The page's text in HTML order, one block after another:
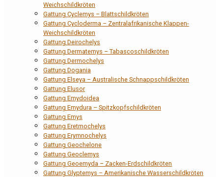
Weichschildkröten
Gattung Cyclemys – Blattschildkröten
Gattung Cycloderma – Zentralafrikanische Klappen-
Weichschildkröten
Gattung Deirochelys
Gattung Dermatemys – Tabascoschildkröten
Gattung Dermochelys
Gattung Dogania
Gattung Elseya – Australische Schnappschildkröten
Gattung Elusor
Gattung Emydoidea
Gattung Emydura – Spitzkopfschildkröten
Gattung Emys
Gattung Eretmochelys
Gattung Erymnochelys
Gattung Geochelone
Gattung Geoclemys
Gattung Geoemyda – Zacken-Erdschildkröten
Gattung Glyptemys – Amerikanische Wasserschildkröten